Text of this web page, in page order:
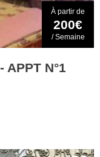
À partir de
200€
/ Semaine
APPT N°1